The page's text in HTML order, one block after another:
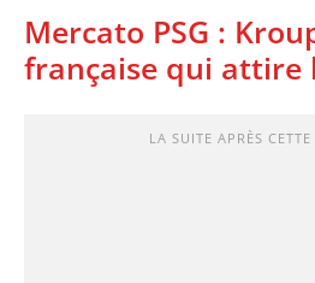
‎Mercato PSG :
française qui attire
LA SUITE APRÈS